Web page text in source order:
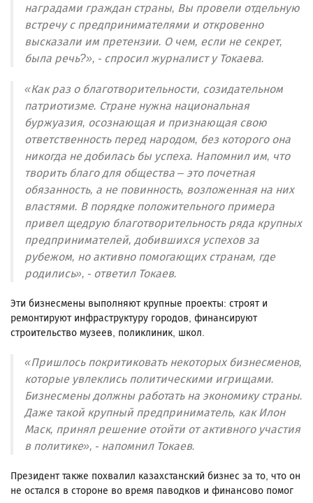
наградами граждан страны, Вы провели отдельную
встречу с предпринимателями и откровенно
высказали им претензии. О чем, если не секрет,
была речь?», - спросил журналист у Токаева.
«Как раз о благотворительности, созидательном
патриотизме. Стране нужна национальная
буржуазия, осознающая и признающая свою
ответственность перед народом, без которого она
никогда не добилась бы успеха. Напомнил им, что
творить благо для общества – это почетная
обязанность, а не повинность, возложенная на них
властями. В порядке положительного примера
привел щедрую благотворительность ряда крупных
предпринимателей, добившихся успехов за
рубежом, но активно помогающих странам, где
родились», - ответил Токаев.
Эти бизнесмены выполняют крупные проекты: строят и
ремонтируют инфраструктуру городов, финансируют
строительство музеев, поликлиник, школ.
«Пришлось покритиковать некоторых бизнесменов,
которые увлеклись политическими игрищами.
Бизнесмены должны работать на экономику страны.
Даже такой крупный предприниматель, как Илон
Маск, принял решение отойти от активного участия
в политике», - напомнил Токаев.
Президент также похвалил казахстанский бизнес за то, что он
не остался в стороне во время паводков и финансово помог